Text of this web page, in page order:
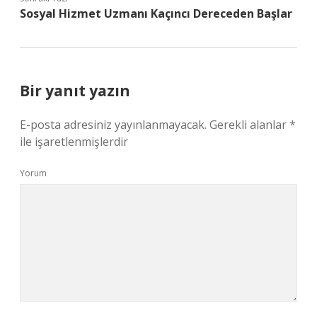
Sosyal Hizmet Uzmanı Kaçıncı Dereceden Başlar
Bir yanıt yazın
E-posta adresiniz yayınlanmayacak. Gerekli alanlar*
ile işaretlenmişlerdir
Yorum